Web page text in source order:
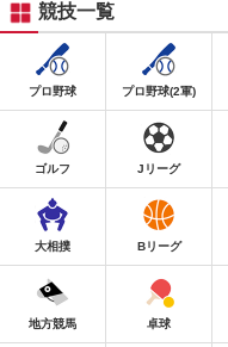
競技一覧
プロ野球 プロ野球(2軍)
ゴルフ Jリーグ
大相撲 Bリーグ
地方競馬 卓球